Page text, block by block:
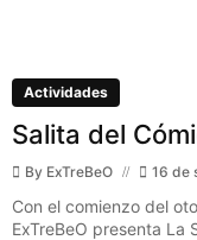
Actividades
Salita del
By ExTreBeO 16 de
Con el comienzo del
ExTreBeO presenta La